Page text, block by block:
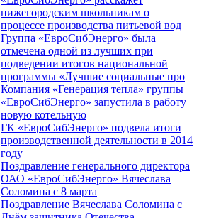
нижегородским школьникам о
процессе производства питьевой вод
Группа «ЕвроСибЭнерго» была
отмечена одной из лучших при
подведении итогов национальной
программы «Лучшие социальные про
Компания «Генерация тепла» группы
«ЕвроСибЭнерго» запустила в работу
новую котельную
ГК «ЕвроСибЭнерго» подвела итоги
производственной деятельности в 2014
году
Поздравление генерального директора
ОАО «ЕвроСибЭнерго» Вячеслава
Соломина с 8 марта
Поздравление Вячеслава Соломина с